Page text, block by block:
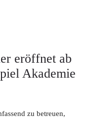
eröffnet ab
Akademie
zu betreuen,